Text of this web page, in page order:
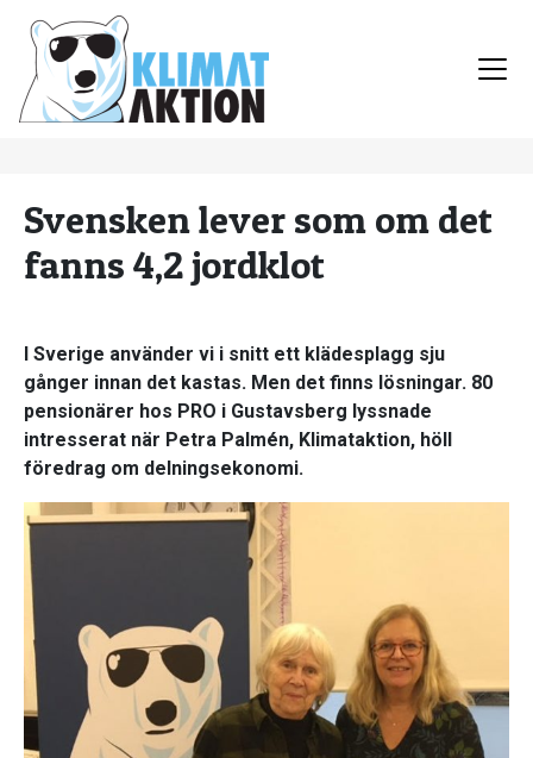
Svensken lever som om det
fanns 4,2 jordklot
I Sverige använder vi i snitt ett klädesplagg sju
gånger innan det kastas. Men det finns lösningar. 80
pensionärer hos PRO i Gustavsberg lyssnade
intresserat när Petra Palmén, Klimataktion, höll
föredrag om delningsekonomi.